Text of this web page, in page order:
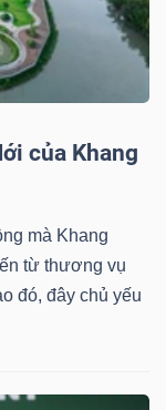
của Khang
mà Khang
từ thương vụ
đó, đây chủ yếu